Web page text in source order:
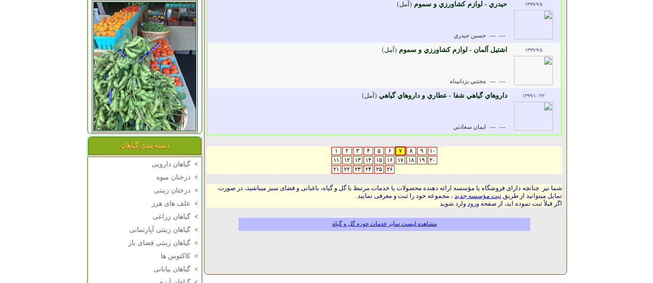
دسته بندی گیاهان
> گیاهان دارویی
> درختان میوه
> درختان زینتی
> علف های هرز
> گیاهان زراعی
> گیاهان زینتی آپارتمانی
> گیاهان زینتی فضای باز
> کاکتوس ها
> گیاهان بیابانی
۱۳۹۹/۹/۵ حيدري - لوازم کشاورزي و سموم (آمل)
---
--- حسين حيدري
۱۳۹۹/۹/۵ اشتيل آلمان - لوازم کشاورزي و سموم (آمل)
---
--- مجتبي يزدانپناه
۱۳۹۹/۱۰/۲۲ داروهاي گياهي شفا - عطاري و داروهاي گياهي (آمل)
---
--- ايمان سعادتي
۱ ۲ ۳ ۴ ۵ ۶ ۷ ۸ ۹
۱۰
۱۱
۱۲ ۱۳ ۱۴ ۱۵ ۱۶ ۱۷ ۱۸ ۱۹
۲۰
۲۱
۲۲ ۲۳ ۲۴ ۲۵ ۲۶
شما نیز چنانچه دارای فروشگاه یا مؤسسه ارائه دهنده محصولات یا خدمات مرتبط با گل و گیاه، باغبانی و فضای سبز میباشید، در صورت
تمایل میتوانید از طریق ثبت مؤسسه جدید ، مجموعه خود را ثبت و معرفی نمایید.
اگر قبلاً ثبت نموده اید، از صفحه ورود وارد شوید
مشاهده لیست سایر خدمات حوزه گل و گیاه